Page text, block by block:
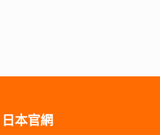
日本官網